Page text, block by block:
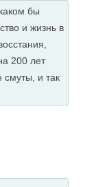
бы
и жизнь в
200 лет
смуты, и так